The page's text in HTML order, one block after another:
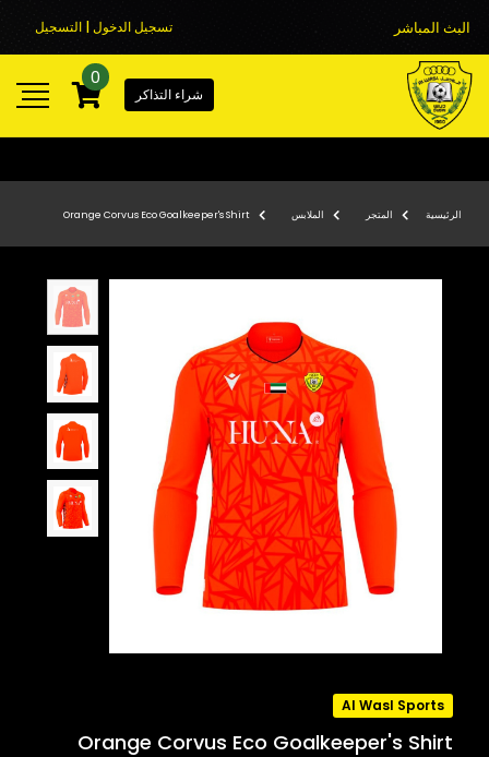
البث المباشر تسجيل الدخول | التسجيل
شراء التذاكر
0
الرئيسية المتجر الملابس Orange Corvus Eco Goalkeeper's Shirt
Al Wasl Sports
Orange Corvus Eco Goalkeeper's Shirt